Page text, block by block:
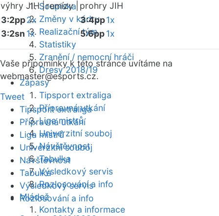
Soupiska
Změny v kádru
Realizační tým
Statistiky
Zranění / nemocní hráči
Dresy 2018/19
Zápasy
Tipsport extraliga
Přípravná utkání
Liga mistrů
Univerzitní souboj
Návštěvnost
Tabulka
Výsledkový servis
Rozlosování a info
Mládež
Kontakty a informace
výhry JIH |remízy | prohry JIH
3:2pp2x
3:2sn 1x
3:4pp1x
5:6pp1x
Vaše připomínky k této stránce uvítáme na
webmaster@esports.cz.
Tweet
Tipsport extraliga
Přípravná utkání
Liga mistrů
Univerzitní souboj
Návštěvnost
Tabulka
Výsledkový servis
Rozlosování a info